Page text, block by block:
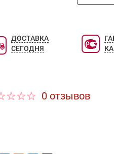
ДОСТАВКА
СЕГОДНЯ
0 отзывов